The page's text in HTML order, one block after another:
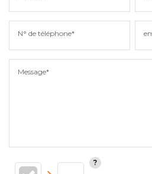
N° de téléphone*
Message*